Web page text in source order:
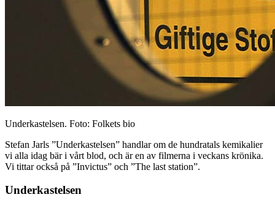
Underkastelsen. Foto: Folkets bio
Stefan Jarls ”Underkastelsen” handlar om de hundratals kemikalier
vi alla idag bär i vårt blod, och är en av filmerna i veckans krönika.
Vi tittar också på ”Invictus” och ”The last station”.
Underkastelsen